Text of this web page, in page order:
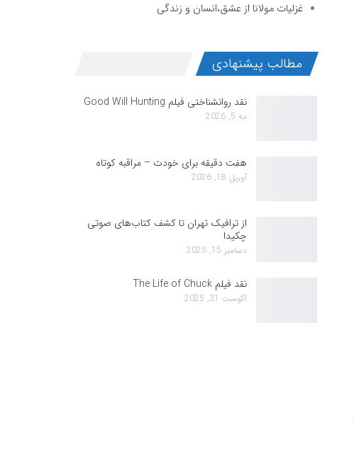
غزلیات مولانا از عشق،انسان و زندگی
مطالب پیشنهادی
نقد روانشناختی فیلم Good Will Hunting
مه 5, 2026
هفت دقیقه برای خودت – مراقبه کوتاه
آوریل 18, 2026
از ترافیک تهران تا کشف کتاب‌های صوتی
چکیدا
دسامبر 15, 2025
نقد فیلم The Life of Chuck
آگوست 31, 2025